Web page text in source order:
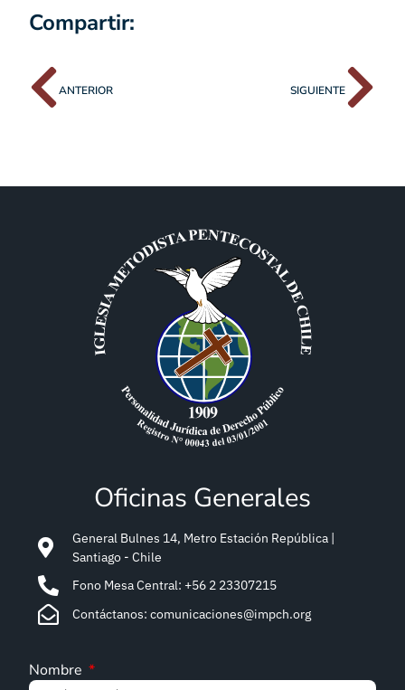
Compartir:
ANTERIOR SIGUIENTE
Oficinas Generales
General Bulnes 14, Metro Estación República |
Santiago - Chile
Fono Mesa Central: +56 2 23307215
Contáctanos: comunicaciones@impch.org
Nombre